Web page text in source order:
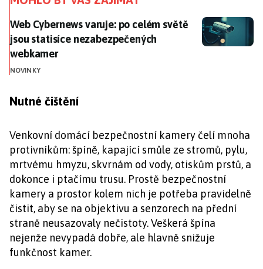
Web Cybernews varuje: po celém světě jsou
Web Cybernews varuje: po celém světě
jsou statisíce nezabezpečených
webkamer
NOVINKY
Nutné čištění
Venkovní domácí bezpečnostní kamery čelí mnoha
protivníkům: špíně, kapající smůle ze stromů, pylu,
mrtvému hmyzu, skvrnám od vody, otiskům prstů, a
dokonce i ptačímu trusu. Prostě bezpečnostní
kamery a prostor kolem nich je potřeba pravidelně
čistit, aby se na objektivu a senzorech na přední
straně neusazovaly nečistoty. Veškerá špína
nejenže nevypadá dobře, ale hlavně snižuje
funkčnost kamer.